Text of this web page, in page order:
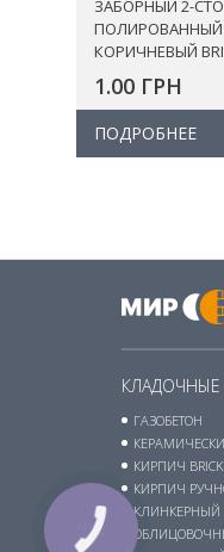
ЗАБОРНЫЙ 2-
ПОЛИРОВАННЫЙ
КОРИЧНЕВЫЙ
1.00 ГРН
ПОДРОБНЕЕ
ГАЗОБЕТОН
КИРПИЧ BRICK
КИРПИЧ
КЛИНКЕРНЫЙ